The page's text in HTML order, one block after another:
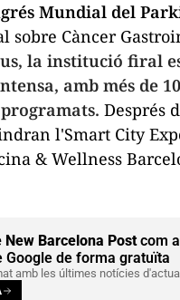
Mundial del
sobre Càncer
la institució firal
amb més de
Després
l'Smart City
& Wellness
New Barcelona Postcom
Google de forma gratuïta
amb les últimes notícies